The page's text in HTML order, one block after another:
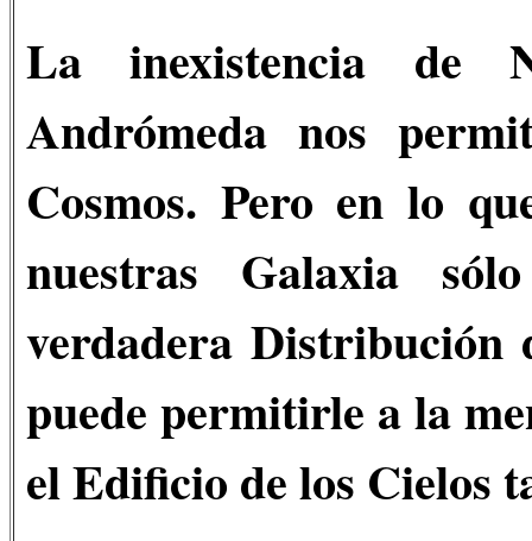
La inexistencia de
Andrómeda nos
Cosmos. Pero en lo
nuestras Galaxia
verdadera
puede permitirle a la
el Edificio de los Cielos